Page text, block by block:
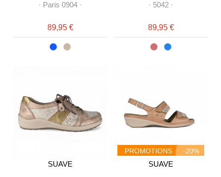
· Paris 0904 ·
89,95 €
· 5042 ·
89,95 €
SUAVE
PROMOTIONS -20%
SUAVE